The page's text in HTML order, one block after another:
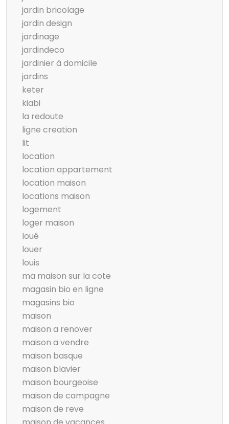
jardin bricolage
jardin design
jardinage
jardindeco
jardinier à domicile
jardins
keter
kiabi
la redoute
ligne creation
lit
location
location appartement
location maison
locations maison
logement
loger maison
loué
louer
louis
ma maison sur la cote
magasin bio en ligne
magasins bio
maison
maison a renover
maison a vendre
maison basque
maison blavier
maison bourgeoise
maison de campagne
maison de reve